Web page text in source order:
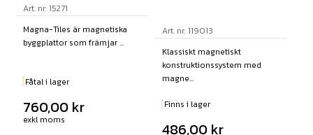
Art. nr: 15271
Magna-Tiles är magnetiska
byggplattor som främjar ...
Fåtal i lager
760,00 kr
exkl moms
Art. nr: 119013
Klassiskt magnetiskt
konstruktionssystem med
magne...
Finns i lager
486,00 kr